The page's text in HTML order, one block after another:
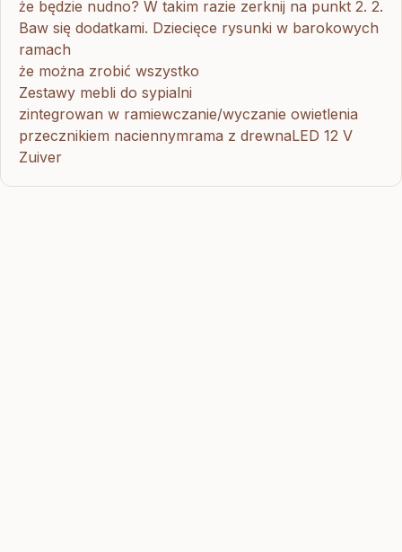
że będzie nudno? W takim razie zerknij na punkt 2. 2.
Baw się dodatkami. Dziecięce rysunki w barokowych
ramach
że można zrobić wszystko
Zestawy mebli do sypialni
zintegrowan w ramiewczanie/wyczanie owietlenia
przecznikiem naciennymrama z drewnaLED 12 V
Zuiver